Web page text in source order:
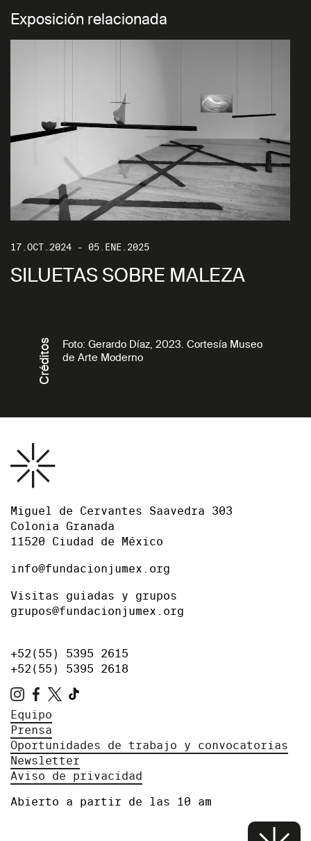
Exposición relacionada
17.OCT.2024 - 05.ENE.2025
SILUETAS SOBRE MALEZA
Créditos
Foto: Gerardo Díaz, 2023. Cortesía Museo
de Arte Moderno
Miguel de Cervantes Saavedra 303
Colonia Granada
11520 Ciudad de México
info@fundacionjumex.org
Visitas guiadas y grupos
grupos@fundacionjumex.org
+52(55) 5395 2615
+52(55) 5395 2618
Equipo
Prensa
Oportunidades de trabajo y convocatorias
Newsletter
Aviso de privacidad
Abierto a partir de las 10 am